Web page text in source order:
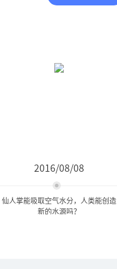
2016/08/08
仙人掌能吸取空气水分，人类能创造
新的水源吗？